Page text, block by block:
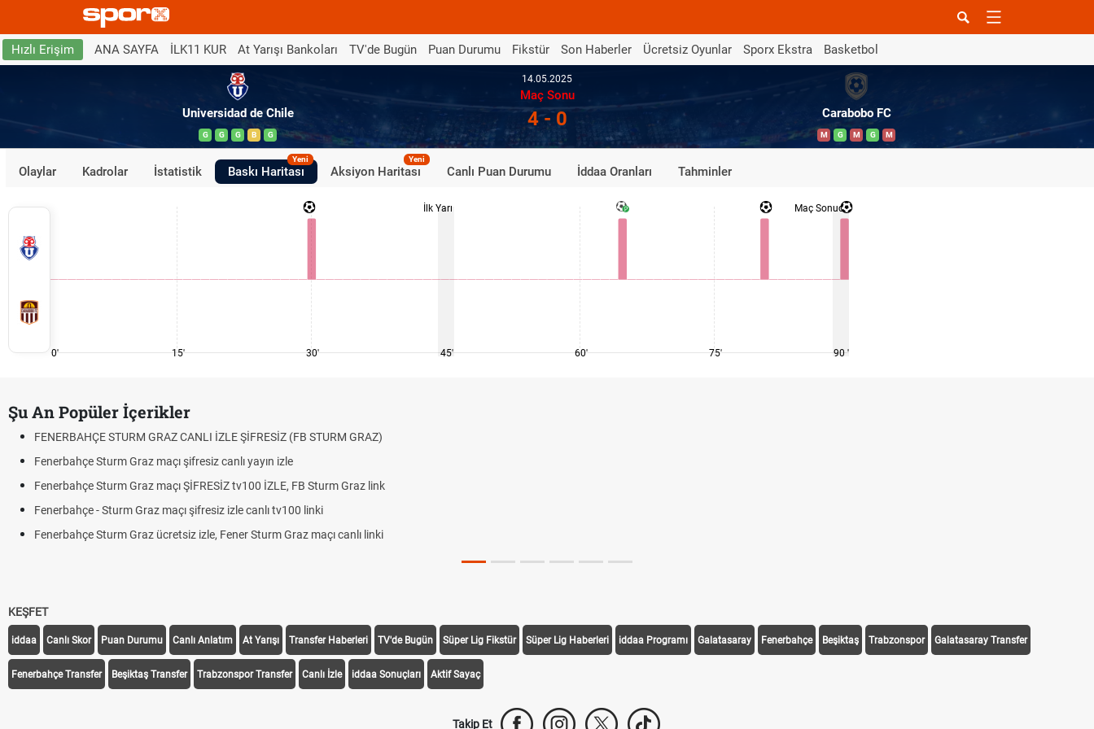
Hızlı Erişim ANA SAYFA İLK11 KUR At Yarışı Bankoları TV'de Bugün Puan Durumu Fikstür Son Haberler Ücretsiz Oyunlar Sporx Ekstra Basketbol
Universidad de Chile
G G G B G
14.05.2025
Maç Sonu
4 - 0 Carabobo FC
M G M G M
Olaylar Kadrolar İstatistik Baskı Haritası
Yeni
Aksiyon Haritası
Yeni
Canlı Puan Durumu İddaa Oranları Tahminler
0' 15' 30'
İlk Yarı
45' 60' 75'
Maç Sonucu
90 '
Şu An Popüler İçerikler
FENERBAHÇE STURM GRAZ CANLI İZLE ŞİFRESİZ (FB STURM GRAZ)
Fenerbahçe Sturm Graz maçı şifresiz canlı yayın izle
Fenerbahçe Sturm Graz maçı ŞİFRESİZ tv100 İZLE, FB Sturm Graz link
Fenerbahçe - Sturm Graz maçı şifresiz izle canlı tv100 linki
Fenerbahçe Sturm Graz ücretsiz izle, Fener Sturm Graz maçı canlı linki
KEŞFET
iddaa Canlı Skor Puan Durumu Canlı Anlatım At Yarışı Transfer Haberleri TV'de Bugün Süper Lig Fikstür Süper Lig Haberleri iddaa Programı Galatasaray Fenerbahçe Beşiktaş Trabzonspor Galatasaray Transfer
Fenerbahçe Transfer Beşiktaş Transfer Trabzonspor Transfer Canlı İzle iddaa Sonuçları Aktif Sayaç
Takip Et